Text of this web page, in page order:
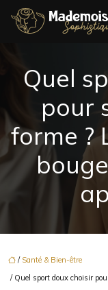
Quel
pour
forme ?
/ Santé & Bien-être
/ Quel sport doux choisir